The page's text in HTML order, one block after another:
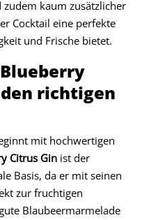
kaum zusätzlicher
Cocktail eine perfekte
und Frische bietet.
richtigen
mit hochwertigen
Citrus Ginist der
Basis, da er mit seinen
zur fruchtigen
Blaubeermarmelade